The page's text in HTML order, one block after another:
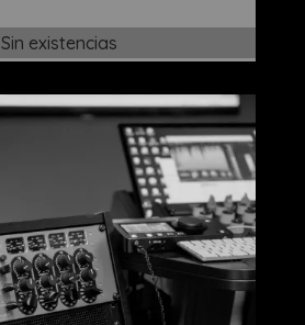
Sin existencias